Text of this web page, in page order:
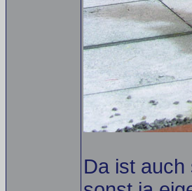
Da ist